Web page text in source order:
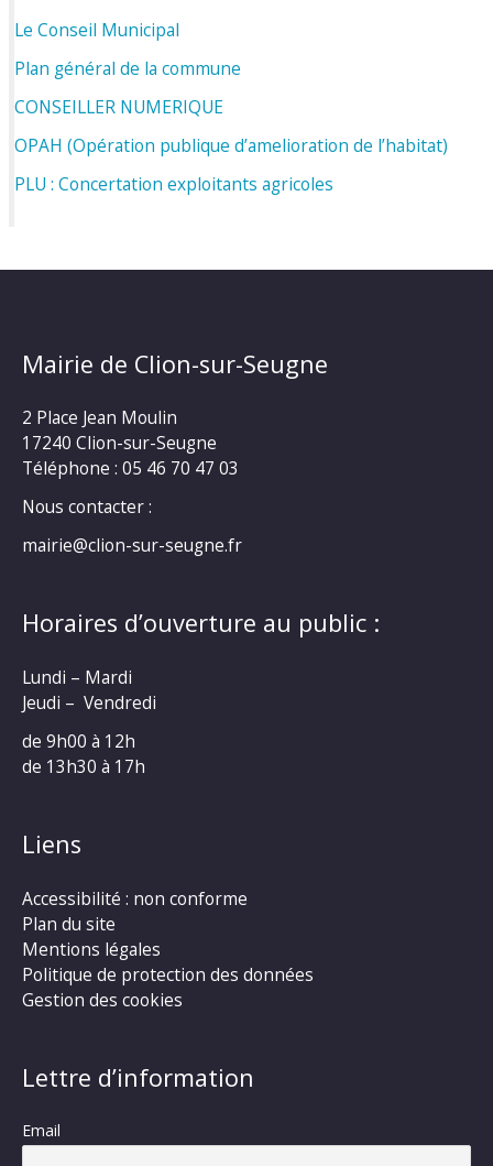
Le Conseil Municipal
Plan général de la commune
CONSEILLER NUMERIQUE
OPAH (Opération publique d’amelioration de l’habitat)
PLU : Concertation exploitants agricoles
Mairie de Clion-sur-Seugne
2 Place Jean Moulin
17240 Clion-sur-Seugne
Téléphone : 05 46 70 47 03
Nous contacter :
mairie@clion-sur-seugne.fr
Horaires d’ouverture au public :
Lundi – Mardi
Jeudi – Vendredi
de 9h00 à 12h
de 13h30 à 17h
Liens
Accessibilité : non conforme
Plan du site
Mentions légales
Politique de protection des données
Gestion des cookies
Lettre d’information
Email